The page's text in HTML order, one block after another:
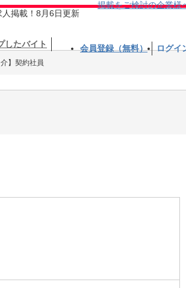
人掲載！8月6日更新
掲載をご検討の企業様
したバイト 会員登録（無料） ログイ
】契約社員